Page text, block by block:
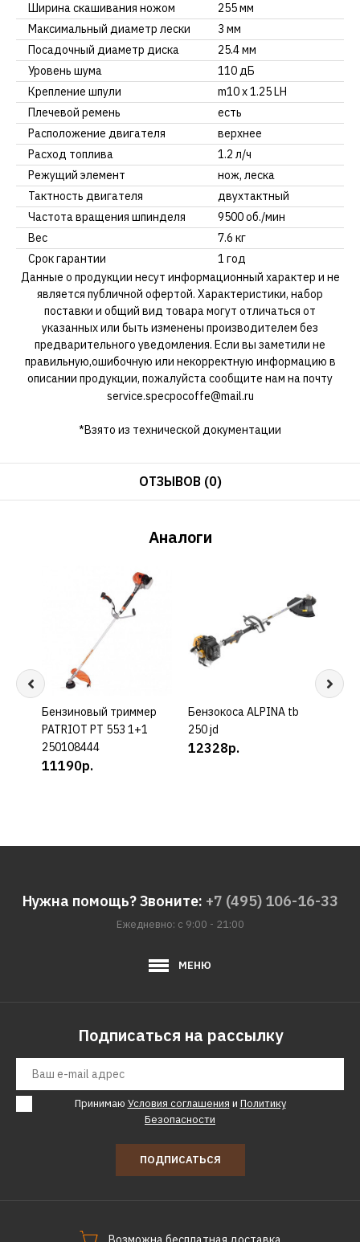
Ширина скашивания ножом
255 мм
Максимальный диаметр лески
3 мм
Посадочный диаметр диска
25.4 мм
Уровень шума
110 дБ
Крепление шпули
m10 x 1.25 LH
Плечевой ремень
есть
Расположение двигателя
верхнее
Расход топлива
1.2 л/ч
Режущий элемент
нож, леска
Тактность двигателя
двухтактный
Частота вращения шпинделя
9500 об./мин
Вес
7.6 кг
Срок гарантии
1 год
Данные о продукции несут информационный характер и не
является публичной офертой. Характеристики, набор
поставки и общий вид товара могут отличаться от
указанных или быть изменены производителем без
предварительного уведомления. Если вы заметили не
правильную,ошибочную или некорректную информацию в
описании продукции, пожалуйста сообщите нам на почту
service.specpocoffe@mail.ru
*Взято из технической документации
ОТЗЫВОВ (0)
Аналоги
КУПИТЬ
Бензиновый триммер
PATRIOT PT 553 1+1
250108444
11190р.
КУПИТЬ
Бензокоса ALPINA tb
250 jd
12328р.
Нужна помощь? Звоните: +7 (495) 106-16-33
Ежедневно: с 9:00 - 21:00
МЕНЮ
Подписаться на рассылку
Принимаю Условия соглашения и Политику
Безопасности
ПОДПИСАТЬСЯ